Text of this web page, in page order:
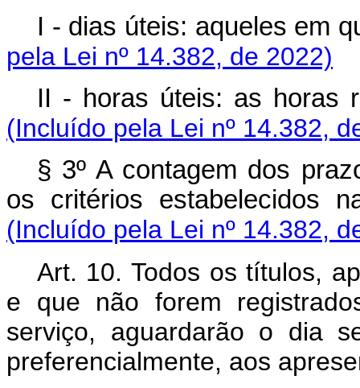
I - dias úteis: aqueles
pela Lei nº 14.382, de 2022)
II - horas úteis: as
(Incluído pela Lei nº 14.382,
§ 3º A contagem dos
os critérios
(Incluído pela Lei nº 14.382,
Art. 10. Todos os títulos,
e que não forem
serviço, aguardarão o dia
preferencialmente, aos